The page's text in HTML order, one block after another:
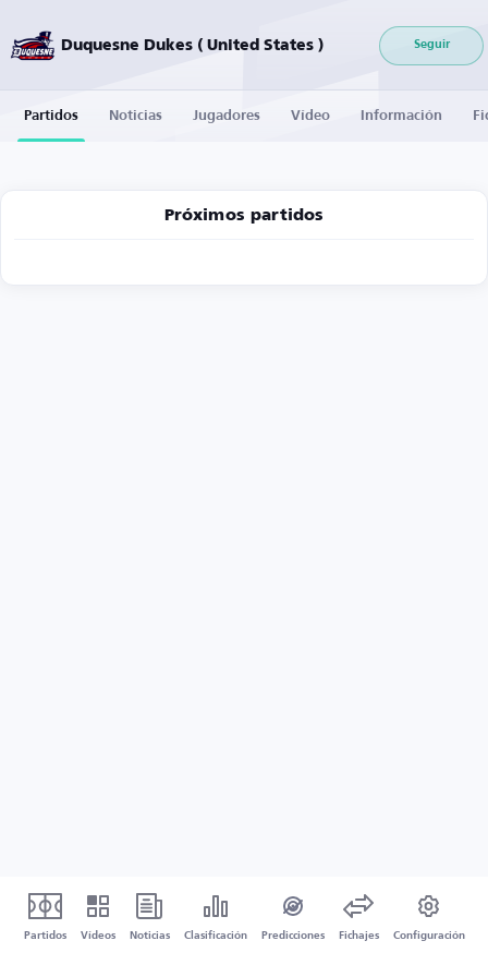
Duquesne Dukes ( United States ) Seguir
Partidos Noticias Jugadores Vídeo Información
Próximos partidos
Partidos Vídeos Noticias Clasificación Predicciones Fichajes Configuración